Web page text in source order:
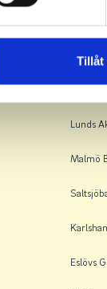
som vi
Tillåt
Boa
Lunds
Malmö
Eslövs